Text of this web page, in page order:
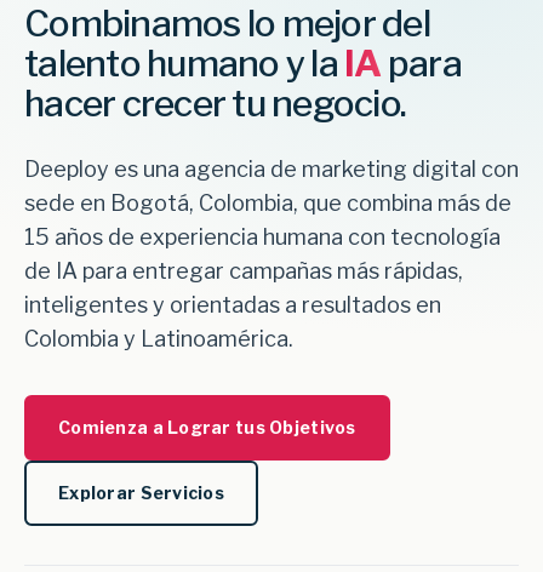
Combinamos lo mejor del
talento humano y la IA para
hacer crecer tu negocio.
Deeploy es una agencia de marketing digital con
sede en Bogotá, Colombia, que combina más de
15 años de experiencia humana con tecnología
de IA para entregar campañas más rápidas,
inteligentes y orientadas a resultados en
Colombia y Latinoamérica.
Comienza a Lograr tus Objetivos
Explorar Servicios